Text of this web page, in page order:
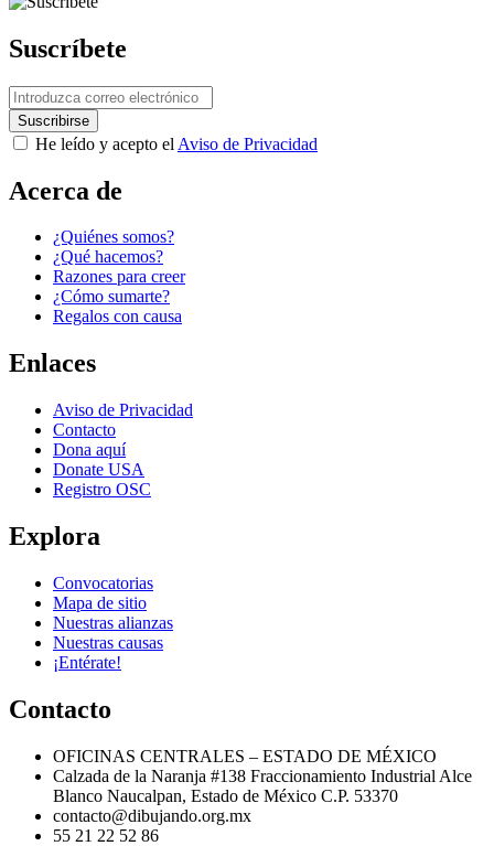
Suscríbete
He leído y acepto el Aviso de Privacidad
Acerca de
¿Quiénes somos?
¿Qué hacemos?
Razones para creer
¿Cómo sumarte?
Regalos con causa
Enlaces
Aviso de Privacidad
Contacto
Dona aquí
Donate USA
Registro OSC
Explora
Convocatorias
Mapa de sitio
Nuestras alianzas
Nuestras causas
¡Entérate!
Contacto
OFICINAS CENTRALES – ESTADO DE MÉXICO
Calzada de la Naranja #138 Fraccionamiento Industrial Alce
Blanco Naucalpan, Estado de México C.P. 53370
contacto@dibujando.org.mx
55 21 22 52 86